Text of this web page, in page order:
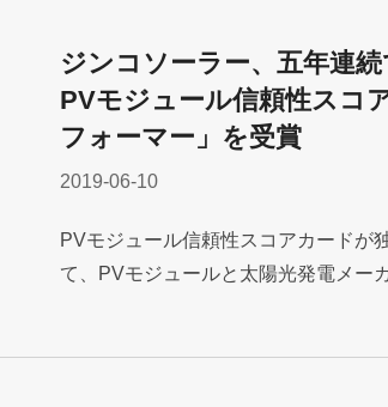
ジンコソーラー、五年連
PVモジュール信頼性スコ
フォーマー」を受賞
2019-06-10
PVモジュール信頼性スコアカードが
て、PVモジュールと太陽光発電メー